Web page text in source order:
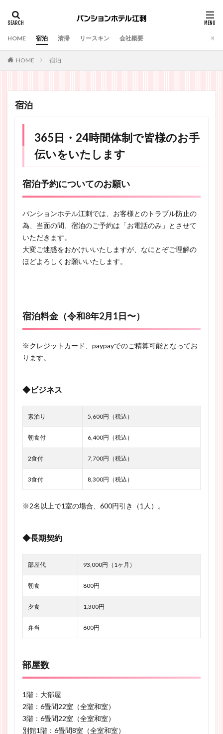
HOME 宿泊 清掃 リースキン 会社概要
HOME 宿泊
宿泊
365日・24時間体制で皆様のお手
伝いをいたします
宿泊予約についてのお願い
パンションホテル江刺では、お客様とのトラブル防止の
為、当面の間、宿泊のご予約は「お電話のみ」とさせて
いただきます。
大変ご迷惑をおかけいいたしますが、なにとぞご理解の
ほどよろしくお願いいたします。
宿泊料金（令和8年2月1日〜）
※クレジットカード、paypayでのご精算可能となってお
ります。
◆ビジネス
素泊り 5,600円（税込）
朝食付 6,400円（税込）
2食付 7,700円（税込）
3食付 8,300円（税込）
※2名以上で1室の場合、600円引き（1人）。
◆長期契約
部屋代 93,000円（1ヶ月）
朝食 800円
夕食 1,300円
弁当 600円
部屋数
1階：大部屋
2階：6畳間22室（全室和室）
3階：6畳間22室（全室和室）
別館1階：6畳間8室（全室和室）